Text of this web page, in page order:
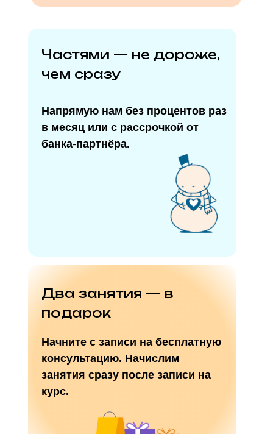
Два занятия — в
подарок
Начните с записи на бесплатную
консультацию. Начислим
занятия сразу после записи на
курс.
Частями — не дороже,
чем сразу
Напрямую нам без процентов раз
в месяц или с рассрочкой от
банка-партнёра.